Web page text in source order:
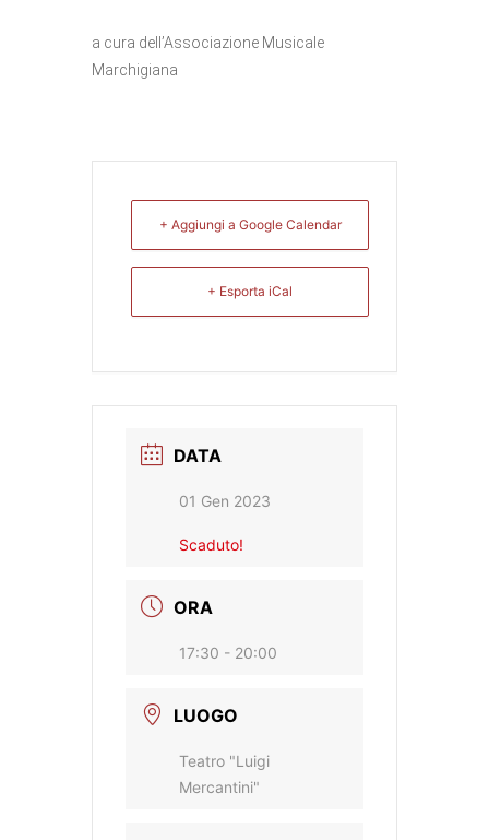
a cura dell’Associazione Musicale
Marchigiana
+ Aggiungi a Google Calendar
+ Esporta iCal
DATA
01 Gen 2023
Scaduto!
ORA
17:30 - 20:00
LUOGO
Teatro "Luigi
Mercantini"